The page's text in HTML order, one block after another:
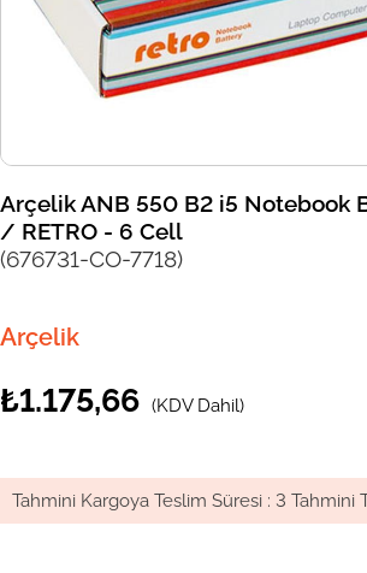
Arçelik ANB 550 B2 i5 Notebook
/ RETRO - 6 Cell
(676731-CO-7718)
Arçelik
₺1.175,66 (KDV Dahil)
Tahmini Kargoya Teslim Süresi : 3 Tahmini